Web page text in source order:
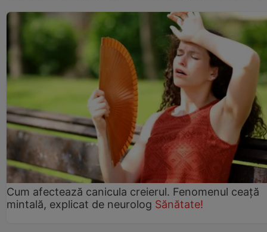
Cum afectează canicula creierul. Fenomenul ceață
mintală, explicat de neurolog Sănătate!